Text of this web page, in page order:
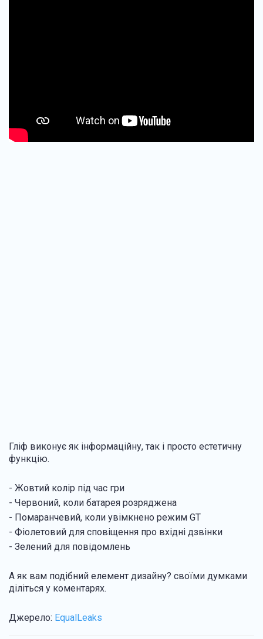
Гліф виконує як інформаційну, так і просто естетичну
функцію.
- Жовтий колір під час гри
- Червоний, коли батарея розряджена
- Помаранчевий, коли увімкнено режим GT
- Фіолетовий для сповіщення про вхідні дзвінки
- Зелений для повідомлень
А як вам подібний елемент дизайну? своїми думками
діліться у коментарях.
Джерело: EqualLeaks